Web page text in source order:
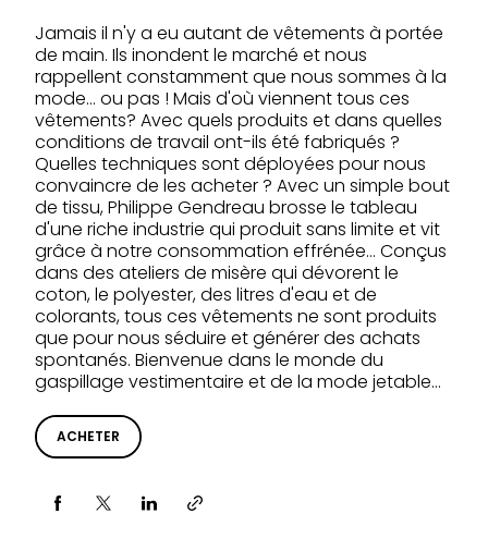
Jamais il n'y a eu autant de vêtements à portée
de main. Ils inondent le marché et nous
rappellent constamment que nous sommes à la
mode… ou pas ! Mais d'où viennent tous ces
vêtements? Avec quels produits et dans quelles
conditions de travail ont-ils été fabriqués ?
Quelles techniques sont déployées pour nous
convaincre de les acheter ? Avec un simple bout
de tissu, Philippe Gendreau brosse le tableau
d'une riche industrie qui produit sans limite et vit
grâce à notre consommation effrénée… Conçus
dans des ateliers de misère qui dévorent le
coton, le polyester, des litres d'eau et de
colorants, tous ces vêtements ne sont produits
que pour nous séduire et générer des achats
spontanés. Bienvenue dans le monde du
gaspillage vestimentaire et de la mode jetable…
ACHETER
Partager via